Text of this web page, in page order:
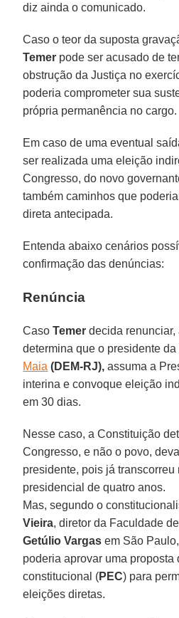
diz ainda o comunicado.
Caso o teor da suposta
Temer pode ser acusado de
obstrução da Justiça no
poderia comprometer sua
própria permanência no cargo.
Em caso de uma eventual
ser realizada uma eleição
Congresso, do novo
também caminhos que
direta antecipada.
Entenda abaixo cenários
confirmação das denúncias:
Renúncia
CasoTemer decida
determina que o presidente da
Maia (DEM-RJ), assuma a
interina e convoque eleição
em 30 dias.
Nesse caso, a Constituição
Congresso, e não o povo,
presidente, pois já transcorreu
presidencial de quatro anos.
Mas, segundo o
Vieira, diretor da Faculdade
Getúlio Vargas em São
poderia aprovar uma proposta
constitucional (PEC) para
eleições diretas.